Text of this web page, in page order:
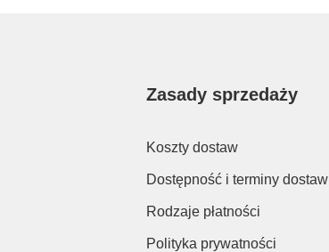
Zasady sprzedaży
Koszty dostaw
Dostępność i terminy dostaw
Rodzaje płatności
Polityka prywatności